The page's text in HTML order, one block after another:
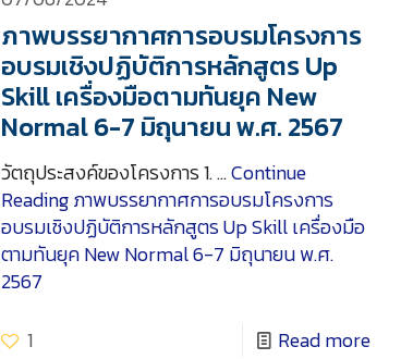
ภาพบรรยากาศการอบรมโครงการ
อบรมเชิงปฏิบัติการหลักสูตร Up
Skill เครื่องมือตามทันยุค New
Normal 6-7 มิถุนายน พ.ศ. 2567
วัตถุประสงค์ของโครงการ 1. …Continue
Readingภาพบรรยากาศการอบรมโครงการ
อบรมเชิงปฏิบัติการหลักสูตร Up Skill เครื่องมือ
ตามทันยุค New Normal 6-7 มิถุนายน พ.ศ.
2567
1
Read more